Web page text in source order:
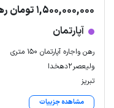
1,500,000,000 تومان رهن
آپارتمان
رهن واجاره آپارتمان ۱۵۰ متری
ولیعصر۲دهخدا
تبریز
مشاهده جزییات